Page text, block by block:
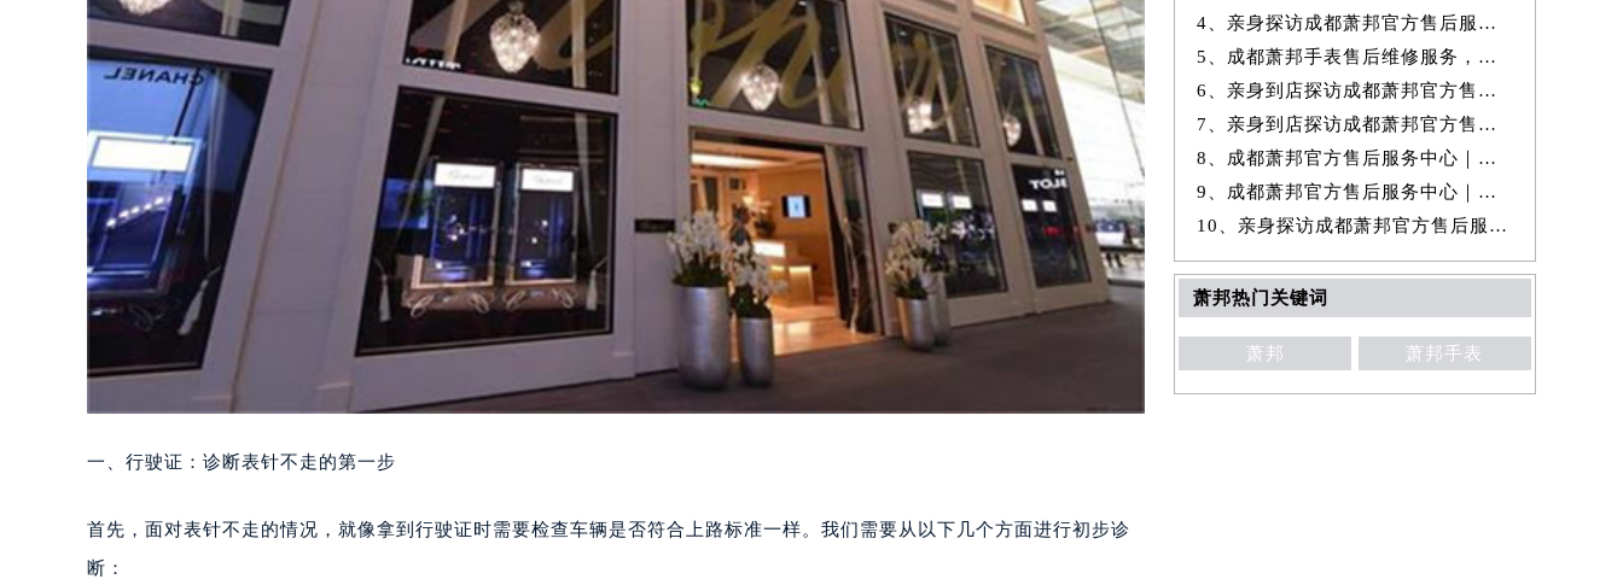
一、行驶证：诊断表针不走的第一步
首先，面对表针不走的情况，就像拿到行驶证时需要检查车辆是否符合上路标准一样。我们需要从以下几个方面进行初步诊
断：
4、亲身探访成都萧邦官方售后服务中心｜全新地址与售后热线（2026年7月
5、成都萧邦手表售后维修服务，专业保养与故障检测权威公示（2026年7月
6、亲身到店探访成都萧邦官方售后服务中心｜网点地址和官方热线（2026年
7、亲身到店探访成都萧邦官方售后服务中心｜全新热线和维修门店地址（20
8、成都萧邦官方售后服务中心｜官方热线和门店地址权威信息公示（2026年
9、成都萧邦官方售后服务中心｜维修地址与售后服务电话权威信息公示（20
10、亲身探访成都萧邦官方售后服务中心｜完整维修地址及售后电话（2026年
萧邦热门关键词
萧邦 萧邦手表